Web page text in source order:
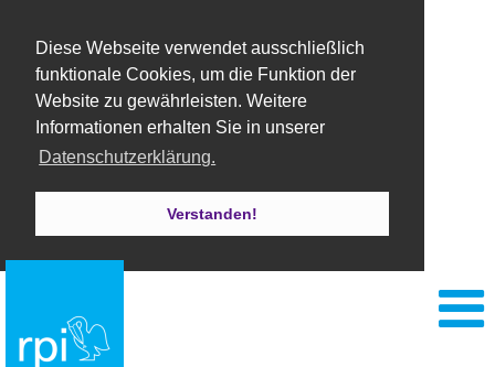
Diese Webseite verwendet ausschließlich
funktionale Cookies, um die Funktion der
Website zu gewährleisten. Weitere
Informationen erhalten Sie in unserer
Datenschutzerklärung.
Verstanden!